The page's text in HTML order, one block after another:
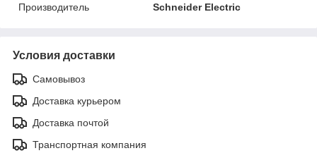
Производитель
Schneider Electric
Условия доставки
Самовывоз
Доставка курьером
Доставка почтой
Транспортная компания